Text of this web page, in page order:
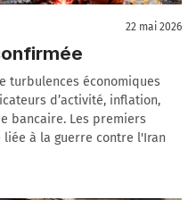
22 mai 2026
turbulences économiques
d’activité, inflation,
bancaire. Les premiers
liée à la guerre contre l'Iran